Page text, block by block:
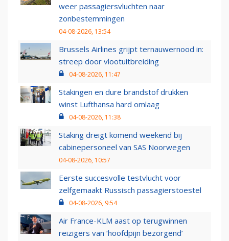
weer passagiersvluchten naar
zonbestemmingen
04-08-2026, 13:54
Brussels Airlines grijpt ternauwernood in:
streep door vlootuitbreiding
04-08-2026, 11:47
Stakingen en dure brandstof drukken
winst Lufthansa hard omlaag
04-08-2026, 11:38
Staking dreigt komend weekend bij
cabinepersoneel van SAS Noorwegen
04-08-2026, 10:57
Eerste succesvolle testvlucht voor
zelfgemaakt Russisch passagierstoestel
04-08-2026, 9:54
Air France-KLM aast op terugwinnen
reizigers van ‘hoofdpijn bezorgend’